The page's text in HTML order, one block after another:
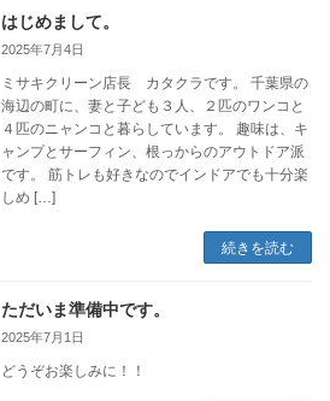
はじめまして。
2025年7月4日
ミサキクリーン店長 カタクラです。 千葉県の
海辺の町に、妻と子ども３人、２匹のワンコと
４匹のニャンコと暮らしています。 趣味は、キ
ャンプとサーフィン、根っからのアウトドア派
です。 筋トレも好きなのでインドアでも十分楽
しめ […]
続きを読む
ただいま準備中です。
2025年7月1日
どうぞお楽しみに！！